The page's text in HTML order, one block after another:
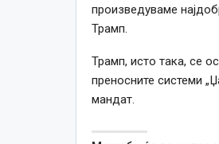
произведуваме
Трамп.
Трамп, исто така, се
преносните системи
мандат.